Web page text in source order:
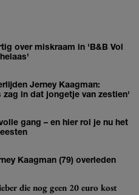
over miskraam in 'B&B Vol
Jerney Kaagman:
in dat jongetje van zestien'
gang – en hier rol je nu het
Kaagman (79) overleden
die nog geen 20 euro kost